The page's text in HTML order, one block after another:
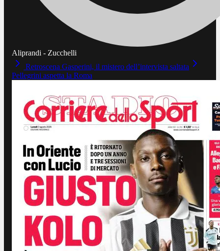
Aliprandi - Zucchelli
Retroscena Gasperini, il mistero dell’intervista saltata
Pellegrini aspetta la Roma